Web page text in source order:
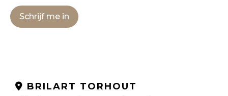
Schrijf me in
BRILART TORHOUT